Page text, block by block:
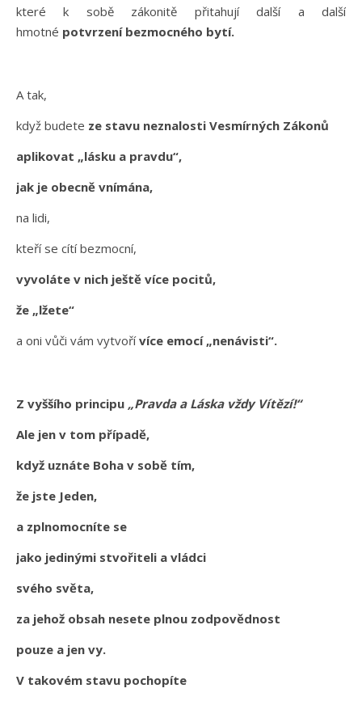
které k sobě zákonitě přitahují další a další
hmotné potvrzení bezmocného bytí.
A tak,
když budete ze stavu neznalosti Vesmírných Zákonů
aplikovat „lásku a pravdu“,
jak je obecně vnímána,
na lidi,
kteří se cítí bezmocní,
vyvoláte v nich ještě více pocitů,
že „lžete“
a oni vůči vám vytvořívíce emocí „nenávisti“.
Z vyššího principu „Pravda a Láska vždy Vítězí!“
Ale jen v tom případě,
když uznáte Boha v sobě tím,
že jste Jeden,
a zplnomocníte se
jako jedinými stvořiteli a vládci
svého světa,
za jehož obsah nesete plnou zodpovědnost
pouze a jen vy.
V takovém stavu pochopíte